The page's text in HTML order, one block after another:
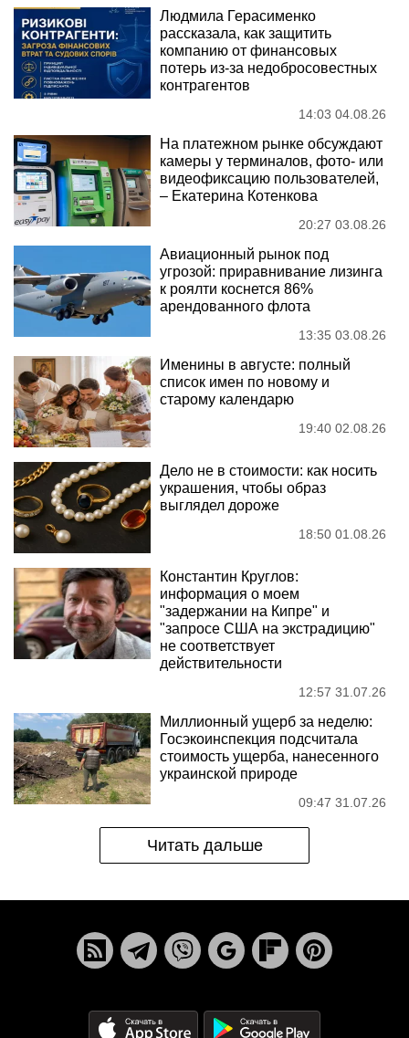
Людмила Герасименко
рассказала, как защитить
компанию от финансовых
потерь из-за недобросовестных
контрагентов
14:03 04.08.26
На платежном рынке обсуждают
камеры у терминалов, фото- или
видеофиксацию пользователей,
– Екатерина Котенкова
20:27 03.08.26
Авиационный рынок под
угрозой: приравнивание лизинга
к роялти коснется 86%
арендованного флота
13:35 03.08.26
Именины в августе: полный
список имен по новому и
старому календарю
19:40 02.08.26
Дело не в стоимости: как носить
украшения, чтобы образ
выглядел дороже
18:50 01.08.26
Константин Круглов:
информация о моем
"задержании на Кипре" и
"запросе США на экстрадицию"
не соответствует
действительности
12:57 31.07.26
Миллионный ущерб за неделю:
Госэкоинспекция подсчитала
стоимость ущерба, нанесенного
украинской природе
09:47 31.07.26
Читать дальше